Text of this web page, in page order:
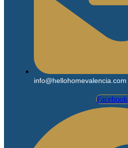
info@hellohomevalencia.com
Facebook